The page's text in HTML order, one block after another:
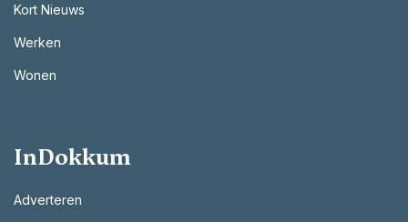
Kort Nieuws
Werken
Wonen
InDokkum
Adverteren